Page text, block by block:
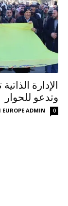
الإدارة
وتدعو للحوار
EUROPE ADMIN 0